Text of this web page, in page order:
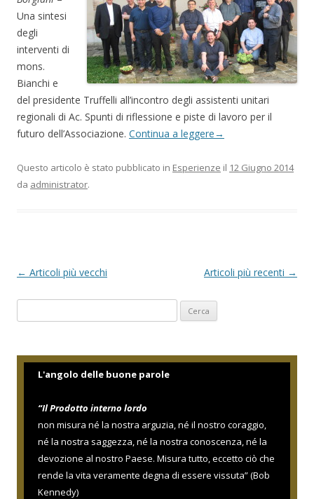
Una sintesi
degli
interventi di
mons.
Bianchi e
del presidente Truffelli all’incontro degli assistenti unitari
regionali di Ac. Spunti di riflessione e piste di lavoro per il
futuro dell’Associazione. Continua a leggere→
Questo articolo è stato pubblicato in Esperienze il 12 Giugno 2014
da administrator.
N
← Articoli più vecchi Articoli più recenti →
per:
L'angolo delle buone parole
“Il Prodotto interno lordo
non misura né la nostra arguzia, né il nostro coraggio,
né la nostra saggezza, né la nostra conoscenza, né la
devozione al nostro Paese. Misura tutto, eccetto ciò che
rende la vita veramente degna di essere vissuta” (Bob
Kennedy)